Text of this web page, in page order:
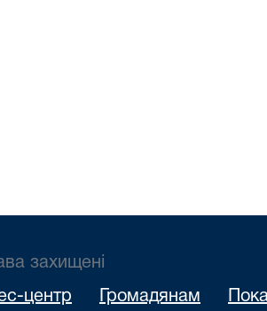
захищені
центр Громадянам